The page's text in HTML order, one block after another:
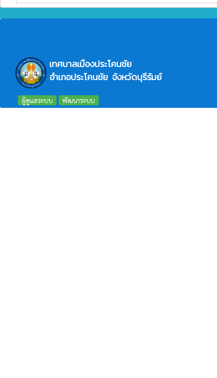
เทศบาลเมืองประโคนชัย
อำเภอประโคนชัย จังหวัดบุรีรัมย์
ผู้ดูแลระบบ พัฒนาระบบ